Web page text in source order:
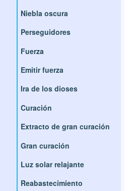
Niebla oscura
Perseguidores
Fuerza
Emitir fuerza
Ira de los dioses
Curación
Extracto de gran curación
Gran curación
Luz solar relajante
Reabastecimiento